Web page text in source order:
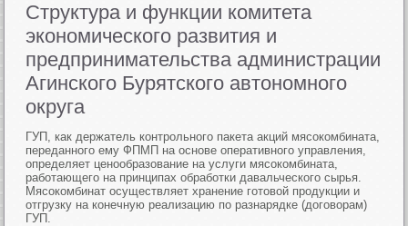
Структура и функции комитета
экономического развития и
предпринимательства администрации
Агинского Бурятского автономного
округа
ГУП, как держатель контрольного пакета акций мясокомбината,
переданного ему ФПМП на основе оперативного управления,
определяет ценообразование на услуги мясокомбината,
работающего на принципах обработки давальческого сырья.
Мясокомбинат осуществляет хранение готовой продукции и
отгрузку на конечную реализацию по разнарядке (договорам)
ГУП.